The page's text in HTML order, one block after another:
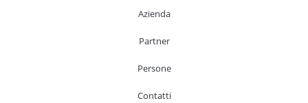
Azienda
Partner
Persone
Contatti